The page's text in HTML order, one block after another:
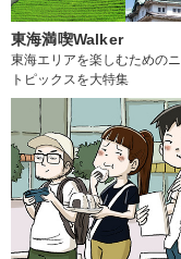
東海満喫Walker
東海エリアを楽しむための
トピックスを大特集